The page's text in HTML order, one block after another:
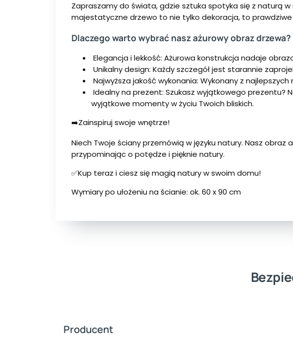
Zapraszamy do świata, gdzie sztuka spotyka się z naturą
majestatyczne drzewo to nie tylko dekoracja, to prawdziwe
Dlaczego warto wybrać nasz ażurowy obraz drzewa?
Elegancja i lekkość: Ażurowa konstrukcja nadaje
Unikalny design: Każdy szczegół jest starannie
Najwyższa jakość wykonania: Wykonany z
Idealny na prezent: Szukasz wyjątkowego prezentu?
wyjątkowe momenty w życiu Twoich bliskich.
➡️Zainspiruj swoje wnętrze!
Niech Twoje ściany przemówią w języku natury. Nasz
przypominając o potędze i pięknie natury.
✅Kup teraz i ciesz się magią natury w swoim domu!
Wymiary po ułożeniu na ścianie: ok. 60 x 90 cm
Producent